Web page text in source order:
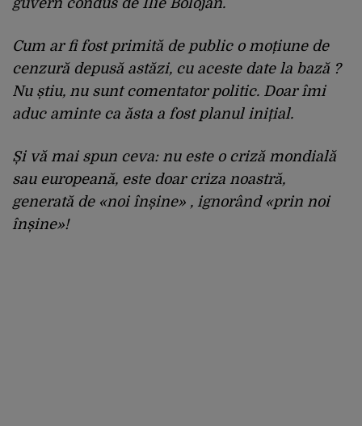
Cum ar fi fost primită de public o moțiune de
cenzură depusă astăzi, cu aceste date la bază ?
Nu știu, nu sunt comentator politic. Doar îmi
aduc aminte ca ăsta a fost planul inițial.
Și vă mai spun ceva: nu este o criză mondială
sau europeană, este doar criza noastră,
generată de «noi înșine» , ignorând «prin noi
înșine»!